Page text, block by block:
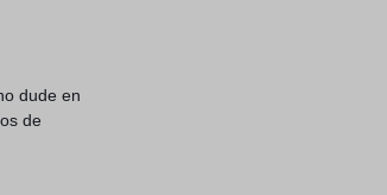
dude en
de